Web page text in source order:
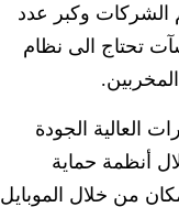
الشركات وكبر عدد
تحتاج الى نظام
العالية الجودة
أنظمة حماية
من خلال الموبايل